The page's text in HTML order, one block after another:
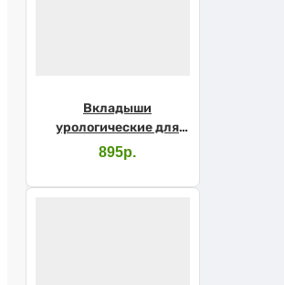
Вкладыши
урологические для
мужчин SENI MAN
895р.